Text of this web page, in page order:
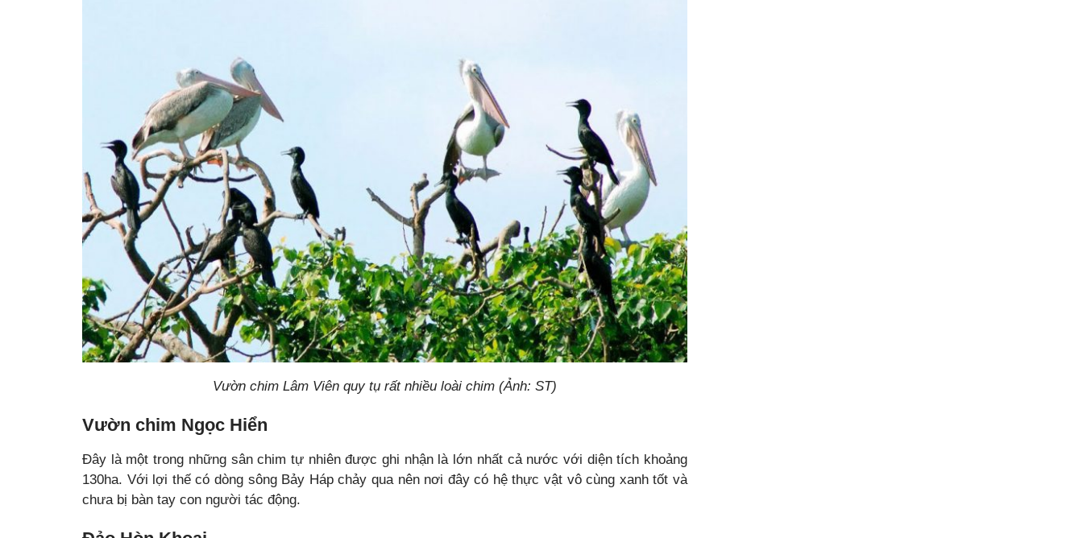
Vườn chim Lâm Viên quy tụ rất nhiều loài chim (Ảnh: ST)
Vườn chim Ngọc Hiển
Đây là một trong những sân chim tự nhiên được ghi nhận là lớn nhất cả nước với diện tích khoảng
130ha. Với lợi thế có dòng sông Bảy Háp chảy qua nên nơi đây có hệ thực vật vô cùng xanh tốt và
chưa bị bàn tay con người tác động.